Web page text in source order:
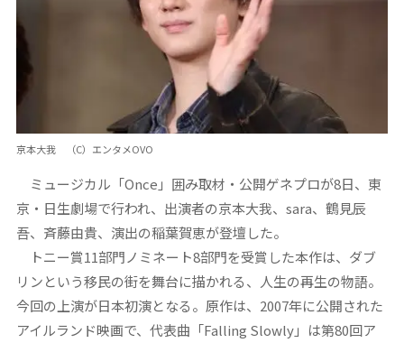
京本大我 （C）エンタメOVO
ミュージカル「Once」囲み取材・公開ゲネプロが8日、東
京・日生劇場で行われ、出演者の京本大我、sara、鶴見辰
吾、斉藤由貴、演出の稲葉賀恵が登壇した。
トニー賞11部門ノミネート8部門を受賞した本作は、ダブ
リンという移民の街を舞台に描かれる、人生の再生の物語。
今回の上演が日本初演となる。原作は、2007年に公開された
アイルランド映画で、代表曲「Falling Slowly」は第80回ア